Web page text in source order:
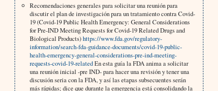
Recomendaciones generales para solicitar una reunión para
discutir el plan de investigación para un tratamiento contra Covid-
19 (Covid-19 Public Health Emergency: General Considerations
for Pre-IND Meeting Requests for Covid-19 Related Drugs and
Biological Products)https://www.fda.gov/regulatory-
information/search-fda-guidance-documents/covid-19-public-
health-emergency-general-considerations-pre-ind-meeting-
requests-covid-19-relatedEn esta guía la FDA anima a solicitar
una reunión inicial -pre IND- para hacer una revisión y tener una
discusión seria con la FDA, y así las etapas subsecuentes serán
más rápidas; dice que durante la emergencia está consolidando la